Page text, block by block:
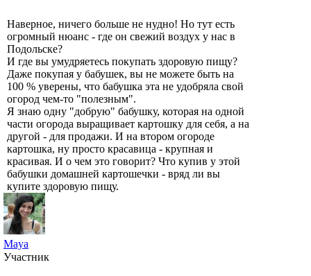
Наверное, ничего больше не нудно! Но тут есть
огромный нюанс - где он свежий воздух у нас в
Подольске?
И где вы умудряетесь покупать здоровую пищу?
Даже покупая у бабушек, вы не можете быть на
100 % уверены, что бабушка эта не удобряла свой
огород чем-то "полезным".
Я знаю одну "добрую" бабушку, которая на одной
части огорода выращивает картошку для себя, а на
другой - для продажи. И на втором огороде
картошка, ну просто красавица - крупная и
красивая. И о чем это говорит? Что купив у этой
бабушки домашней картошечки - вряд ли вы
купите здоровую пищу.
Maya
Участник